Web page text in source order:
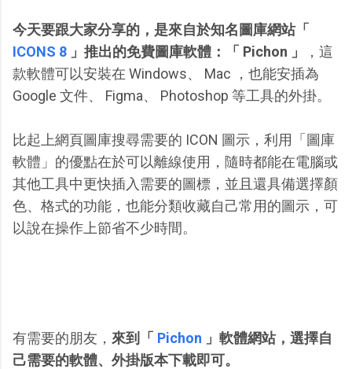
今天要跟大家分享的，是來自於知名圖庫網站「
ICONS 8 」推出的免費圖庫軟體：「 Pichon 」
，這
款軟體可以安裝在 Windows、 Mac ，也能安插為
Google 文件、 Figma、 Photoshop 等工具的外掛。
比起上網頁圖庫搜尋需要的 ICON 圖示，利用「圖庫
軟體」的優點在於可以離線使用，隨時都能在電腦或
其他工具中更快插入需要的圖標，並且還具備選擇顏
色、格式的功能，也能分類收藏自己常用的圖示，可
以說在操作上節省不少時間。
有需要的朋友， 來到「 Pichon 」軟體網站，選擇自
己需要的軟體、外掛版本下載即可。